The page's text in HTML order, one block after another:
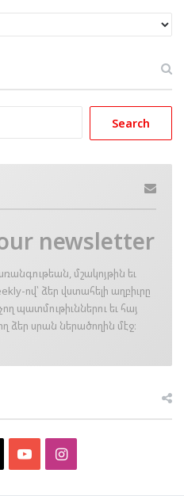
newsletter
մշակոյթին եւ
ով՝ ձեր վստահելի աղբիւրը
պատմութիւններու եւ հայ
ձեր սրան ներածողին մէջ։
YouTubeInstagram